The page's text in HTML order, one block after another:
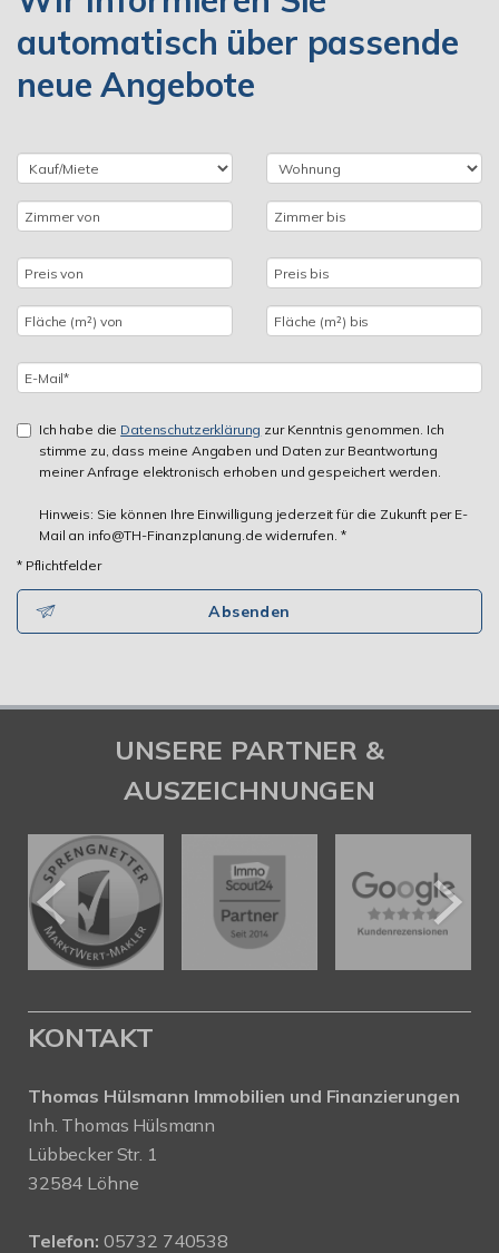
automatisch über passende
neue Angebote
Ich habe die Datenschutzerklärung zur Kenntnis genommen. Ich
stimme zu, dass meine Angaben und Daten zur Beantwortung
meiner Anfrage elektronisch erhoben und gespeichert werden.
Hinweis: Sie können Ihre Einwilligung jederzeit für die Zukunft per E-
Mail an info@TH-Finanzplanung.de widerrufen. *
* Pflichtfelder
Absenden
UNSERE PARTNER &
AUSZEICHNUNGEN
KONTAKT
Thomas Hülsmann Immobilien und Finanzierungen
Inh. Thomas Hülsmann
Lübbecker Str. 1
32584 Löhne
Telefon: 05732 740538